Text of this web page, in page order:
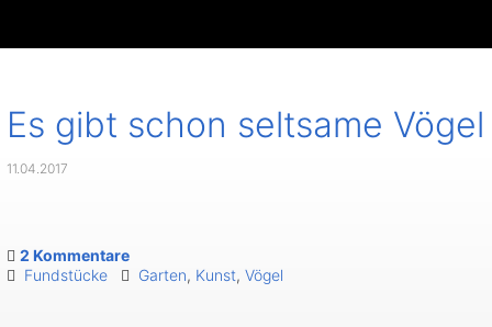
Es gibt schon seltsame Vögel
11.04.2017
2 Kommentare
Fundstücke
Garten, Kunst, Vögel